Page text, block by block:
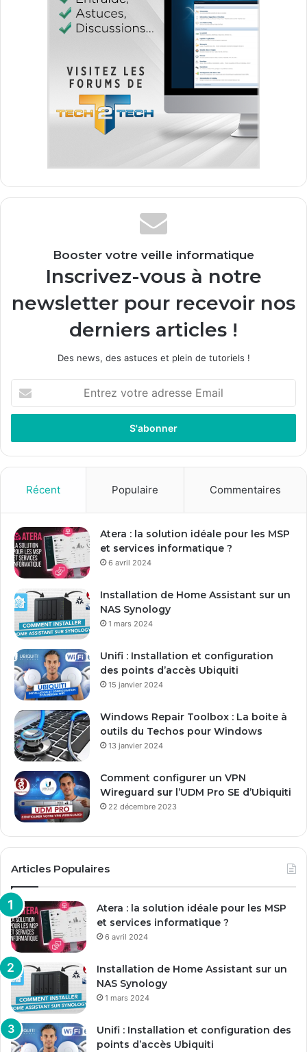
Booster votre veille informatique
Inscrivez-vous à notre
newsletter pour recevoir nos
derniers articles !
Des news, des astuces et plein de tutoriels !
t
e
z
r
e
a
d
s
e
m
a
Récent Populaire Commentaires
Atera : la solution idéale pour les MSP
et services informatique ?
6 avril 2024
Installation de Home Assistant sur un
NAS Synology
1 mars 2024
Unifi : Installation et configuration
des points d’accès Ubiquiti
15 janvier 2024
Windows Repair Toolbox : La boite à
outils du Techos pour Windows
13 janvier 2024
Comment configurer un VPN
Wireguard sur l’UDM Pro SE d’Ubiquiti
22 décembre 2023
Articles Populaires
Atera : la solution idéale pour les MSP
et services informatique ?
6 avril 2024
Installation de Home Assistant sur un
NAS Synology
1 mars 2024
Unifi : Installation et configuration des
points d’accès Ubiquiti